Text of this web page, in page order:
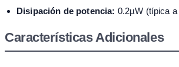
Disipación de potencia: 0.2µW (típica a
Características Adicionales